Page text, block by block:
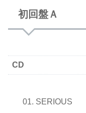
初回盤Ａ
CD
SERIOUS